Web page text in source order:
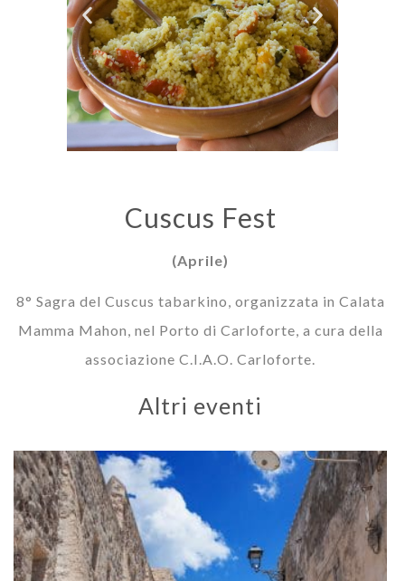
Cuscus Fest
(Aprile)
8° Sagra del Cuscus tabarkino, organizzata in Calata
Mamma Mahon, nel Porto di Carloforte, a cura della
associazione C.I.A.O. Carloforte.
Altri eventi